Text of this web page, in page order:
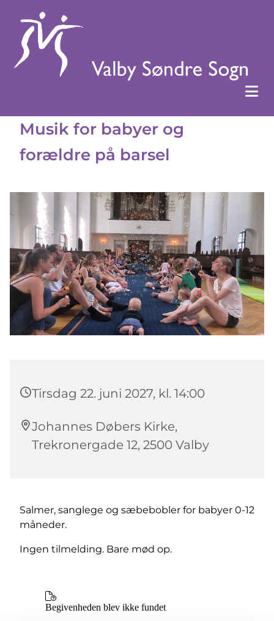
Musik for babyer og
forældre på barsel
Tirsdag 22. juni 2027, kl. 14:00
Johannes Døbers Kirke,
Trekronergade 12, 2500 Valby
Salmer, sanglege og sæbebobler for babyer 0-12
måneder.
Ingen tilmelding. Bare mød op.